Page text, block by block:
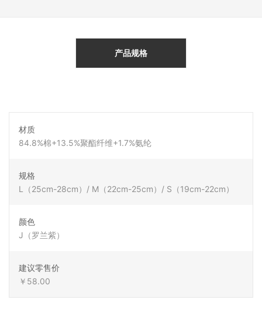
产品规格
材质
84.8%棉+13.5%聚酯纤维+1.7%氨纶
规格
L（25cm-28cm）/ M（22cm-25cm）/ S（19cm-22cm）
颜色
J（罗兰紫）
建议零售价
￥58.00